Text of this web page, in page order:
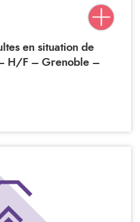
en situation de
H/F – Grenoble –